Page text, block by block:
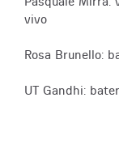
vivo
Rosa Brunello:
UT Gandhi: